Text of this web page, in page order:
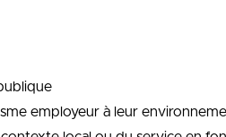
employeur à leur